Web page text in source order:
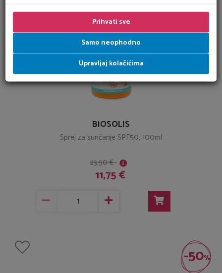
BIOSOLIS
Sprej za sunčanje SPF50, 100ml
23,50 €
11,75 €
-50%
Prihvati sve
Samo neophodno
Upravljaj kolačićima